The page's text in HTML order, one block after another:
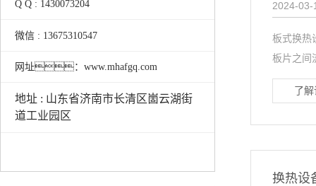
Q Q : 1430073204
微信 : 13675310547
网址：www.mhafgq.com
地址 : 山东省济南市长清区崮云湖街
道工业园区
2024-03-
板式换
板片之
了
换热设